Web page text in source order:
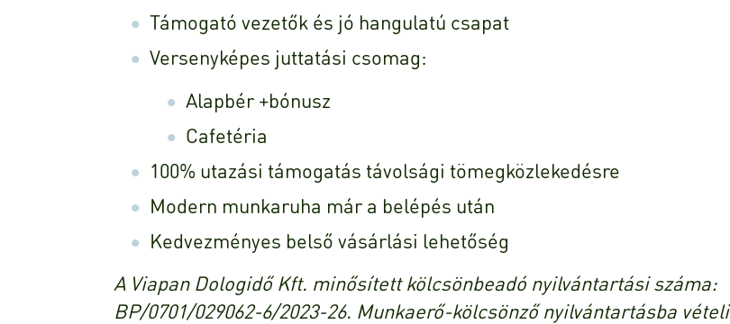
Támogató vezetők és jó hangulatú csapat
Versenyképes juttatási csomag:
Alapbér +bónusz
Cafetéria
100% utazási támogatás távolsági tömegközlekedésre
Modern munkaruha már a belépés után
Kedvezményes belső vásárlási lehetőség
A Viapan Dologidő Kft. minősített kölcsönbeadó nyilvántartási száma:
BP/0701/029062-6/2023-26. Munkaerő-kölcsönző nyilvántartásba vételi